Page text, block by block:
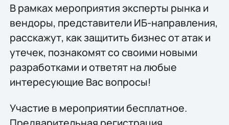
В рамках мероприятия эксперты рынка и
вендоры, представители ИБ-направления,
расскажут, как защитить бизнес от атак и
утечек, познакомят со своими новыми
разработками и ответят на любые
интересующие Вас вопросы!
Участие в мероприятии бесплатное.